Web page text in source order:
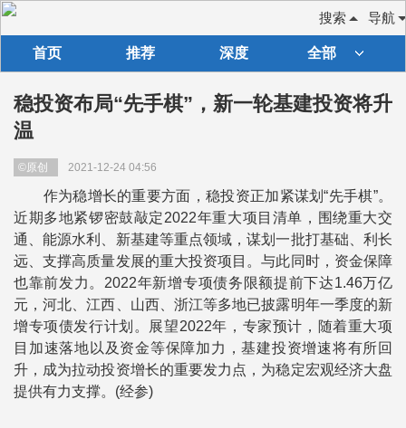
导航
搜索
首页 推荐 深度 全部
稳投资布局“先手棋”，新一轮基建投资将升
温
©原创 2021-12-24 04:56
作为稳增长的重要方面，稳投资正加紧谋划“先手棋”。
近期多地紧锣密鼓敲定2022年重大项目清单，围绕重大交
通、能源水利、新基建等重点领域，谋划一批打基础、利长
远、支撑高质量发展的重大投资项目。与此同时，资金保障
也靠前发力。2022年新增专项债务限额提前下达1.46万亿
元，河北、江西、山西、浙江等多地已披露明年一季度的新
增专项债发行计划。展望2022年，专家预计，随着重大项
目加速落地以及资金等保障加力，基建投资增速将有所回
升，成为拉动投资增长的重要发力点，为稳定宏观经济大盘
提供有力支撑。(经参)